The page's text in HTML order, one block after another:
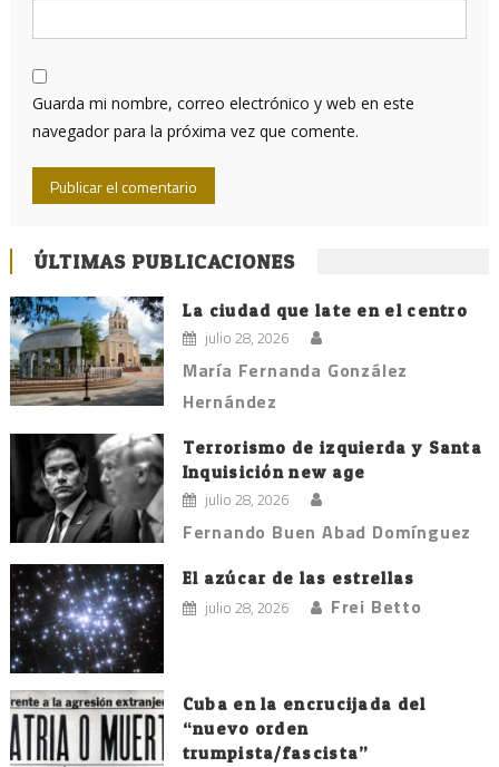
Guarda mi nombre, correo electrónico y web en este
navegador para la próxima vez que comente.
ÚLTIMAS PUBLICACIONES
La ciudad que late en el centro
julio 28, 2026
María Fernanda González
Hernández
Terrorismo de izquierda y Santa
Inquisición new age
julio 28, 2026
Fernando Buen Abad Domínguez
El azúcar de las estrellas
julio 28, 2026 Frei Betto
Cuba en la encrucijada del
“nuevo orden
trumpista/fascista”